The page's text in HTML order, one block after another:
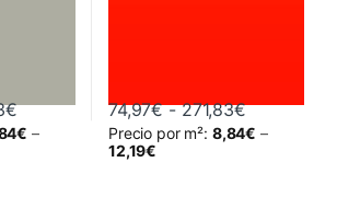
€Rango de precios: desde 74,97€ hasta
€ –
múltiples variantes. Las opciones se
74,97€ - 271,83€Rango de
Precio por m²: 8,84€ –
12,19€
Este producto tiene múltiples